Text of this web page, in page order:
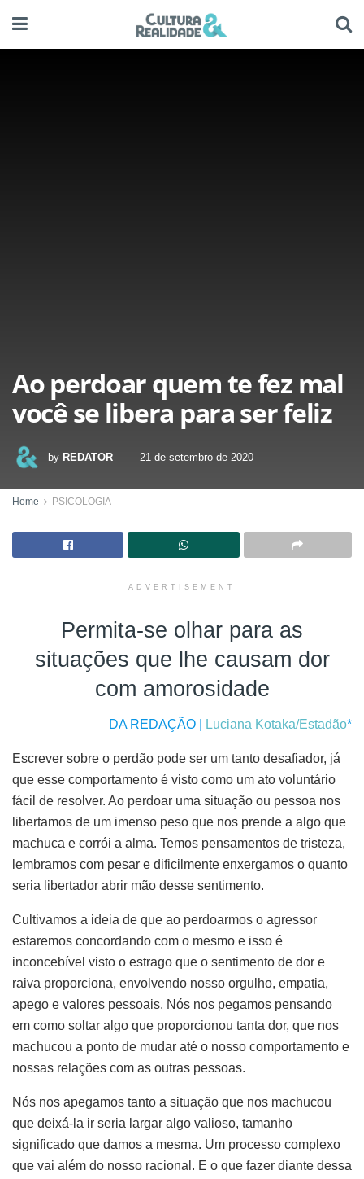
Ao perdoar quem te fez mal
você se libera para ser feliz
by REDATOR 21 de setembro de 2020
Home PSICOLOGIA
ADVERTISEMENT
Permita-se olhar para as
situações que lhe causam dor
com amorosidade
DA REDAÇÃO | Luciana Kotaka/Estadão*
Escrever sobre o perdão pode ser um tanto desafiador, já
que esse comportamento é visto como um ato voluntário
fácil de resolver. Ao perdoar uma situação ou pessoa nos
libertamos de um imenso peso que nos prende a algo que
machuca e corrói a alma. Temos pensamentos de tristeza,
lembramos com pesar e dificilmente enxergamos o quanto
seria libertador abrir mão desse sentimento.
Cultivamos a ideia de que ao perdoarmos o agressor
estaremos concordando com o mesmo e isso é
inconcebível visto o estrago que o sentimento de dor e
raiva proporciona, envolvendo nosso orgulho, empatia,
apego e valores pessoais. Nós nos pegamos pensando
em como soltar algo que proporcionou tanta dor, que nos
machucou a ponto de mudar até o nosso comportamento e
nossas relações com as outras pessoas.
Nós nos apegamos tanto a situação que nos machucou
que deixá-la ir seria largar algo valioso, tamanho
significado que damos a mesma. Um processo complexo
que vai além do nosso racional. E o que fazer diante dessa